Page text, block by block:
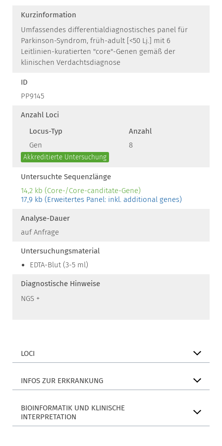
Kurzinformation
Umfassendes differentialdiagnostisches panel für
Parkinson-Syndrom, früh-adult [<50 Lj.] mit 6
Leitlinien-kuratierten "core"-Genen gemäß der
klinischen Verdachtsdiagnose
ID
PP9145
Anzahl Loci
Locus-Typ
Anzahl
Gen
8
Akkreditierte Untersuchung
Untersuchte Sequenzlänge
14,2 kb (Core-/Core-canditate-Gene)
17,9 kb (Erweitertes Panel: inkl. additional genes)
Analyse-Dauer
auf Anfrage
Untersuchungsmaterial
EDTA-Blut (3-5 ml)
Diagnostische Hinweise
NGS +
LOCI
INFOS ZUR ERKRANKUNG
BIOINFORMATIK UND KLINISCHE
INTERPRETATION